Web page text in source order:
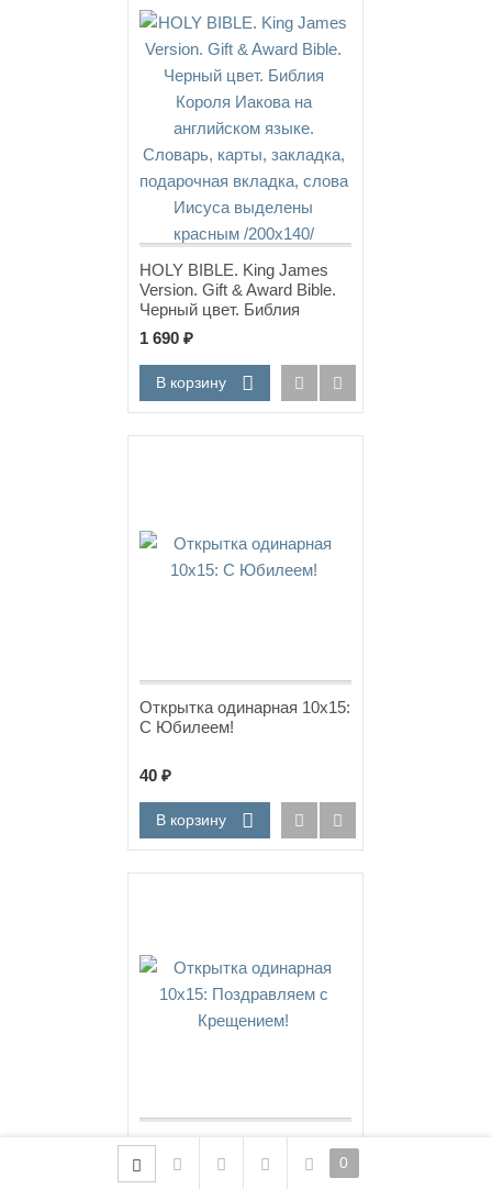
HOLY BIBLE. King James
Version. Gift & Award Bible.
Черный цвет. Библия
Короля Иакова на
английском языке.
Словарь, карты, закладка,
подарочная вкладка, слова
Иисуса выделены красным
1 690 ₽
В корзину
Открытка одинарная 10x15:
С Юбилеем!
40 ₽
В корзину
Открытка одинарная 10x15:
Поздравляем с Крещением!
0